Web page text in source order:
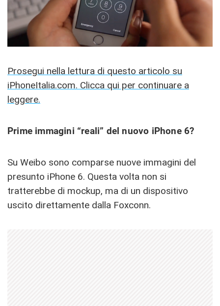
Prosegui nella lettura di questo articolo su
iPhoneItalia.com. Clicca qui per continuare a
leggere.
Prime immagini “reali” del nuovo iPhone 6?
Su Weibo sono comparse nuove immagini del
presunto iPhone 6. Questa volta non si
tratterebbe di mockup, ma di un dispositivo
uscito direttamente dalla Foxconn.